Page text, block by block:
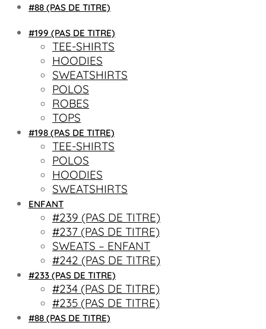
#88 (PAS DE TITRE)
#199 (PAS DE TITRE)
TEE-SHIRTS
HOODIES
SWEATSHIRTS
POLOS
ROBES
TOPS
#198 (PAS DE TITRE)
TEE-SHIRTS
POLOS
HOODIES
SWEATSHIRTS
ENFANT
#239 (PAS DE TITRE)
#237 (PAS DE TITRE)
SWEATS – ENFANT
#242 (PAS DE TITRE)
#233 (PAS DE TITRE)
#234 (PAS DE TITRE)
#235 (PAS DE TITRE)
#88 (PAS DE TITRE)